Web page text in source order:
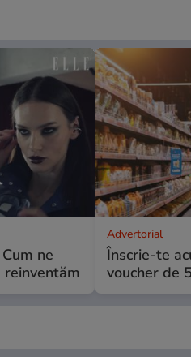
ne
Advertorial
Înscrie-te
voucher de